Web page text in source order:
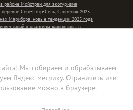
районе Мойстран для экотуризма
Сент-Петр-Сель, Словения 2025
Марибора: новые тенденции 2025 года
в квартиры жировницы в
персональных данных
Мобильная версия
Мы собираем и обрабатываем
Яндекс метрику. Ограничить или
можно в браузере.